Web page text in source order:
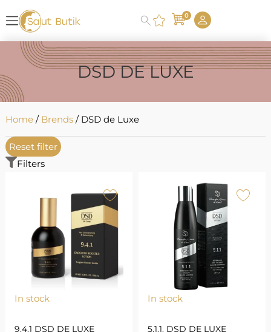
0
DSD DE LUXE
Home/ Brends/ DSD de Luxe
Reset filter
Filters
In stock
9.4.1 DSD DE LUXE
In stock
5.1.1. DSD DE LUXE